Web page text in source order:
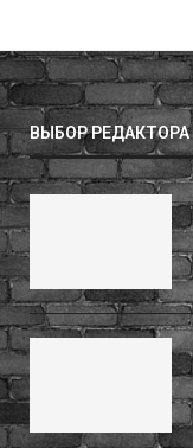
ВЫБОР РЕДАКТОРА